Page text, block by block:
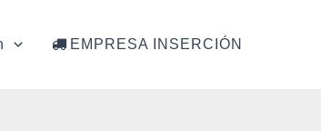
EMPRESA INSERCIÓN